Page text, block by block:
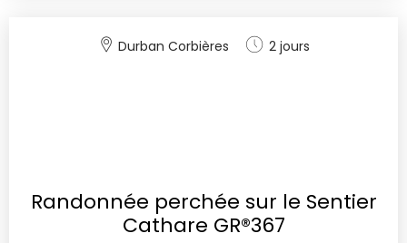
Durban Corbières 2 jours
Randonnée perchée sur le Sentier
Cathare GR®367